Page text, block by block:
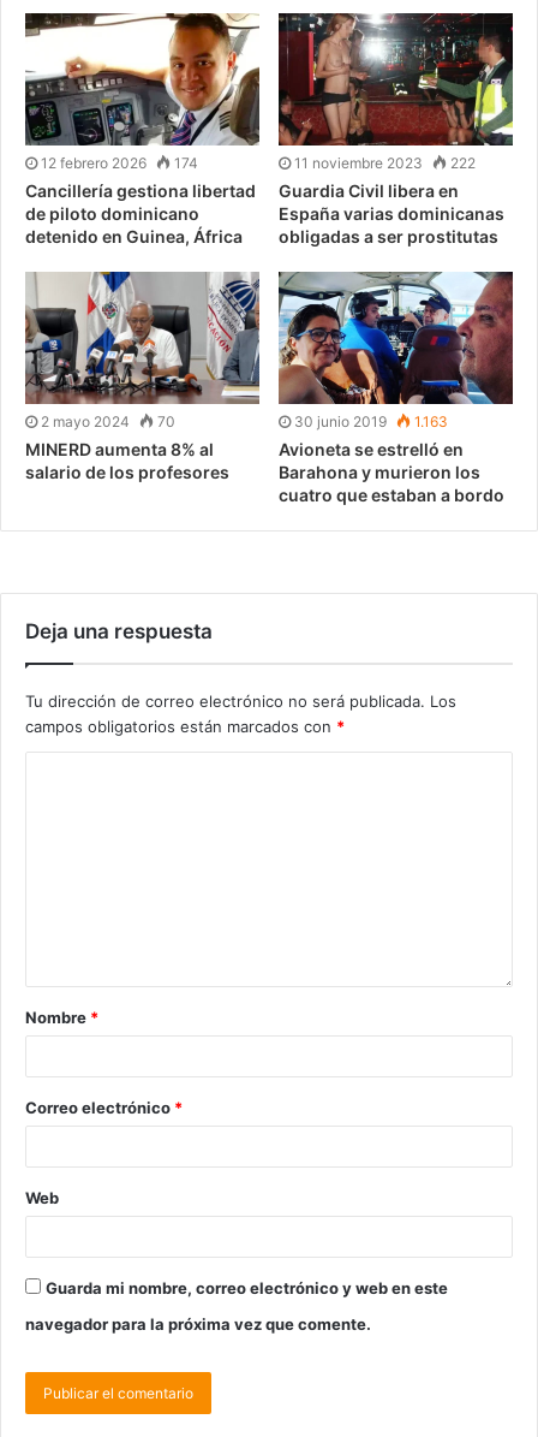
12 febrero 2026 174
Cancillería gestiona libertad
de piloto dominicano
detenido en Guinea, África
11 noviembre 2023 222
Guardia Civil libera en
España varias dominicanas
obligadas a ser prostitutas
2 mayo 2024 70
MINERD aumenta 8% al
salario de los profesores
30 junio 2019 1.163
Avioneta se estrelló en
Barahona y murieron los
cuatro que estaban a bordo
Deja una respuesta
Tu dirección de correo electrónico no será publicada. Los
campos obligatorios están marcados con *
Nombre *
Correo electrónico *
Web
Guarda mi nombre, correo electrónico y web en este
navegador para la próxima vez que comente.